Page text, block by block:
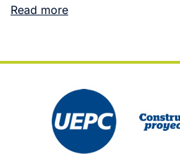
Read more